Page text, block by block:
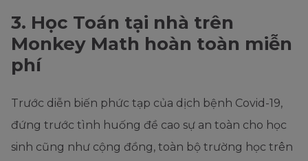
3. Học Toán tại nhà trên
Monkey Math hoàn toàn miễn
phí
Trước diễn biến phức tạp của dịch bệnh Covid-19,
đứng trước tình huống đề cao sự an toàn cho học
sinh cũng như cộng đồng, toàn bộ trường học trên